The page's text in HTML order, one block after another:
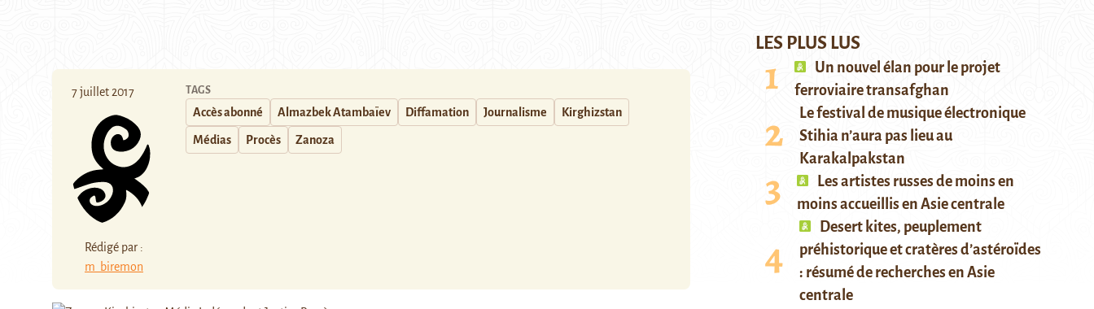
7 juillet 2017
Rédigé par :
m_biremon
TAGS
Accès abonné Almazbek Atambaïev Diffamation Journalisme Kirghizstan
Médias Procès Zanoza
LES PLUS LUS
Un nouvel élan pour le projet
ferroviaire transafghan
Le festival de musique électronique
Stihia n’aura pas lieu au
Karakalpakstan
Les artistes russes de moins en
moins accueillis en Asie centrale
Desert kites, peuplement
préhistorique et cratères d’astéroïdes
: résumé de recherches en Asie
centrale